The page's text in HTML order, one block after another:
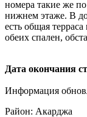
номера такие же
нижнем этаже. В
есть общая
обеих спален,
Дата окончания
Информация
Район: Акарджа